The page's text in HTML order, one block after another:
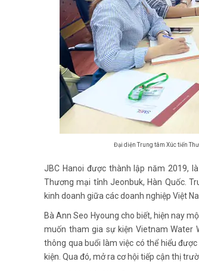
Đại diện Trung tâm Xúc tiến
JBC Hanoi được thành lập năm 2019,
Thương mại tỉnh Jeonbuk, Hàn Quốc.
kinh doanh giữa các doanh nghiệp Việt